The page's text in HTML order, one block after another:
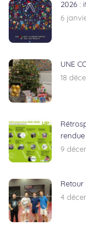
2026 :
6
UNE
18
9
4